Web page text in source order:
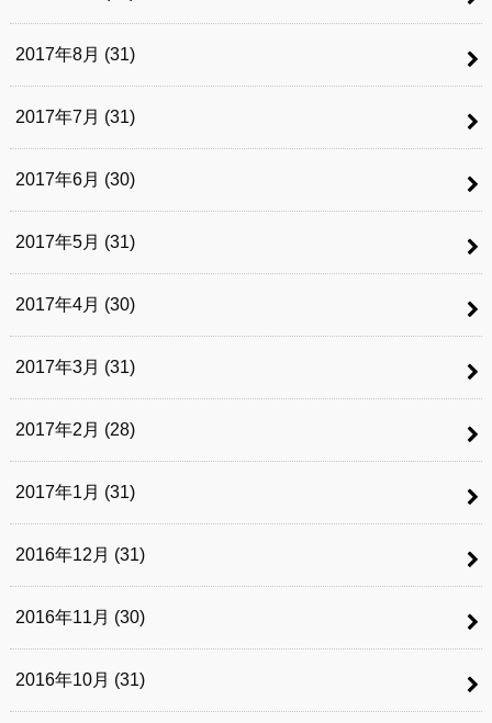
2017年8月 (31)
2017年7月 (31)
2017年6月 (30)
2017年5月 (31)
2017年4月 (30)
2017年3月 (31)
2017年2月 (28)
2017年1月 (31)
2016年12月 (31)
2016年11月 (30)
2016年10月 (31)